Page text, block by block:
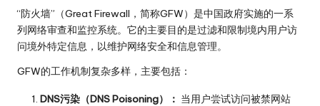
“防火墙”（Great Firewall，简称GFW）是中国政府实施的一系
列网络审查和监控系统。它的主要目的是过滤和限制境内用户访
问境外特定信息，以维护网络安全和信息管理。
GFW的工作机制复杂多样，主要包括：
DNS污染（DNS Poisoning）： 当用户尝试访问被禁网站